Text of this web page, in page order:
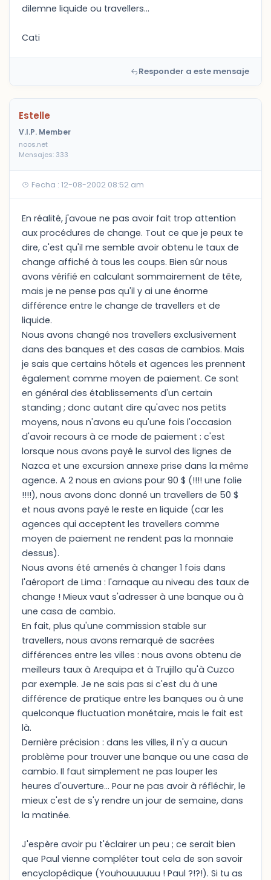
dilemne liquide ou travellers...
Cati
Responder a este mensaje
Estelle
V.I.P. Member
noos.net
Mensajes: 333
Fecha : 12-08-2002 08:52 am
En réalité, j'avoue ne pas avoir fait trop attention
aux procédures de change. Tout ce que je peux te
dire, c'est qu'il me semble avoir obtenu le taux de
change affiché à tous les coups. Bien sûr nous
avons vérifié en calculant sommairement de tête,
mais je ne pense pas qu'il y ai une énorme
différence entre le change de travellers et de
liquide.
Nous avons changé nos travellers exclusivement
dans des banques et des casas de cambios. Mais
je sais que certains hôtels et agences les prennent
également comme moyen de paiement. Ce sont
en général des établissements d'un certain
standing ; donc autant dire qu'avec nos petits
moyens, nous n'avons eu qu'une fois l'occasion
d'avoir recours à ce mode de paiement : c'est
lorsque nous avons payé le survol des lignes de
Nazca et une excursion annexe prise dans la même
agence. A 2 nous en avions pour 90 $ (!!!! une folie
!!!!), nous avons donc donné un travellers de 50 $
et nous avons payé le reste en liquide (car les
agences qui acceptent les travellers comme
moyen de paiement ne rendent pas la monnaie
dessus).
Nous avons été amenés à changer 1 fois dans
l'aéroport de Lima : l'arnaque au niveau des taux de
change ! Mieux vaut s'adresser à une banque ou à
une casa de cambio.
En fait, plus qu'une commission stable sur
travellers, nous avons remarqué de sacrées
différences entre les villes : nous avons obtenu de
meilleurs taux à Arequipa et à Trujillo qu'à Cuzco
par exemple. Je ne sais pas si c'est du à une
différence de pratique entre les banques ou à une
quelconque fluctuation monétaire, mais le fait est
là.
Dernière précision : dans les villes, il n'y a aucun
problème pour trouver une banque ou une casa de
cambio. Il faut simplement ne pas louper les
heures d'ouverture... Pour ne pas avoir à réfléchir, le
mieux c'est de s'y rendre un jour de semaine, dans
la matinée.
J'espère avoir pu t'éclairer un peu ; ce serait bien
que Paul vienne compléter tout cela de son savoir
encyclopédique (Youhouuuuuu ! Paul ?!?!). Si tu as